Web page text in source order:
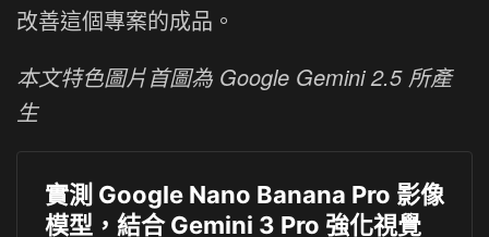
改善這個專案的成品。
本文特色圖片首圖為 Google Gemini 2.5 所產
生